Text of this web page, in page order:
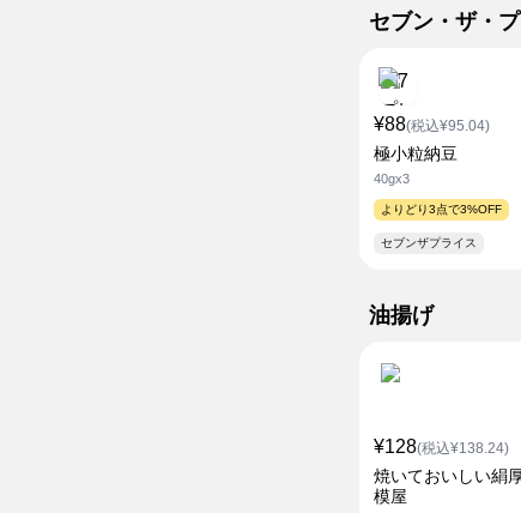
セブン・ザ・
¥88(税込¥95.04)
極小粒納豆
40gx3
よりどり3点で3%OFF
セブンザプライス
油揚げ
¥128(税込¥138.24)
焼いておいしい絹
模屋